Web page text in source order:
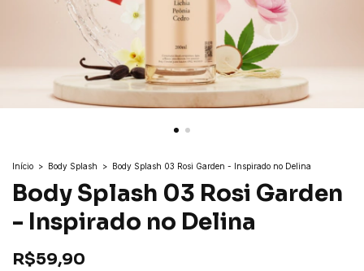
Início > Body Splash > Body Splash 03 Rosi Garden - Inspirado no Delina
Body Splash 03 Rosi Garden
- Inspirado no Delina
R$59,90